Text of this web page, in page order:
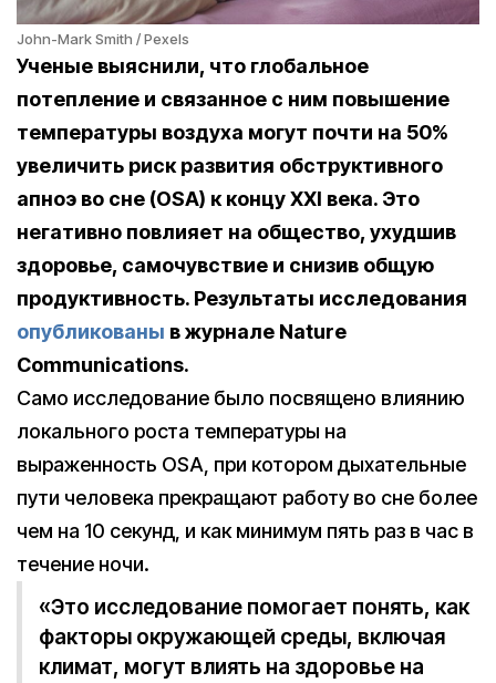
John-Mark Smith / Pexels
Ученые выяснили, что глобальное
потепление и связанное с ним повышение
температуры воздуха могут почти на 50%
увеличить риск развития обструктивного
апноэ во сне (OSA) к концуXXI века. Это
негативно повлияет на общество, ухудшив
здоровье, самочувствие и снизив общую
продуктивность. Результаты исследования
опубликованы в журнале Nature
Communications.
Само исследование было посвящено влиянию
локального роста температуры на
выраженность OSA, при котором дыхательные
пути человека прекращают работу во сне более
чем на 10 секунд, и как минимум пять раз в час в
течение ночи.
«Это исследование помогает понять, как
факторы окружающей среды, включая
климат, могут влиять на здоровье на